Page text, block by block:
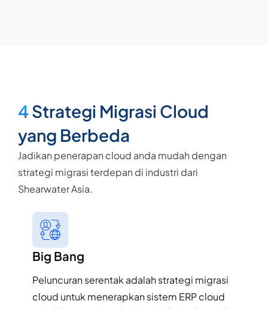
4 Strategi Migrasi Cloud
yang Berbeda
Jadikan penerapan cloud anda mudah dengan
strategi migrasi terdepan di industri dari
Shearwater Asia.
Big Bang​
Peluncuran serentak adalah strategi migrasi
cloud untuk menerapkan sistem ERP cloud